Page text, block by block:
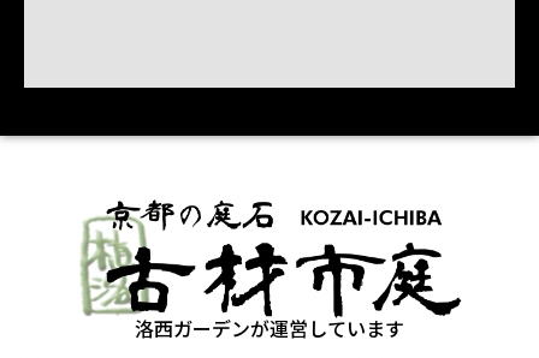
洛西ガーデンが運営しています